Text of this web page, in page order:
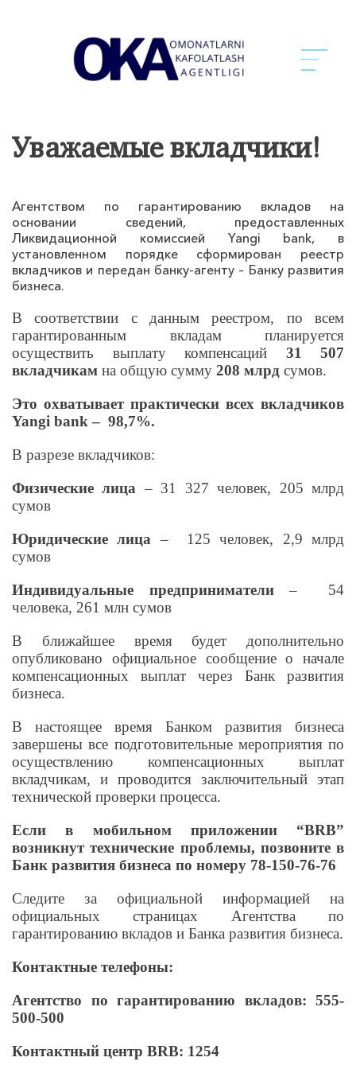
Уважаемые вкладчики!
Агентством по гарантированию вкладов на
основании сведений, предоставленных
Ликвидационной комиссией Yangi bank, в
установленном порядке сформирован реестр
вкладчиков и передан банку-агенту – Банку развития
бизнеса.
В соответствии с данным реестром, по всем
гарантированным вкладам планируется
осуществить выплату компенсаций 31 507
вкладчикам на общую сумму 208 млрд сумов.
Это охватывает практически всех вкладчиков
Yangi bank – 98,7%.
В разрезе вкладчиков:
Физические лица – 31 327 человек, 205 млрд
сумов
Юридические лица –
125 человек, 2,9 млрд
сумов
Индивидуальные предприниматели–
54
человека, 261 млн сумов
В ближайшее время будет дополнительно
опубликовано официальное сообщение о начале
компенсационных выплат через Банк развития
бизнеса.
В настоящее время Банком развития бизнеса
завершены все подготовительные мероприятия по
осуществлению компенсационных выплат
вкладчикам, и проводится заключительный этап
технической проверки процесса.
Если в мобильном приложении “BRB”
возникнут технические проблемы, позвоните в
Банк развития бизнеса по номеру 78-150-76-76
Следите за официальной информацией на
официальных страницах Агентства по
гарантированию вкладов и Банка развития бизнеса.
Контактные телефоны:
Агентство по гарантированию вкладов: 555-
500-500
Контактный центр BRB: 1254